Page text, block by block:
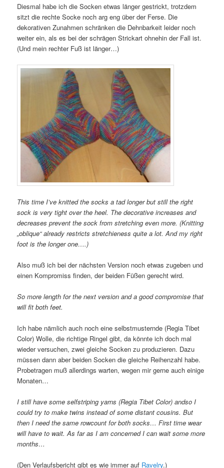
Diesmal habe ich die Socken etwas länger gestrickt, trotzdem
sitzt die rechte Socke noch arg eng über der Ferse. Die
dekorativen Zunahmen schränken die Dehnbarkeit leider noch
weiter ein, als es bei der schrägen Strickart ohnehin der Fall ist.
(Und mein rechter Fuß ist länger…)
This time I’ve knitted the socks a tad longer but still the right
sock is very tight over the heel. The decorative increases and
decreases prevent the sock from stretching even more. (Knitting
„oblique“ already restricts stretchieness quite a lot. And my right
foot is the longer one….)
Also muß ich bei der nächsten Version noch etwas zugeben und
einen Kompromiss finden, der beiden Füßen gerecht wird.
So more length for the next version and a good compromise that
will fit both feet.
Ich habe nämlich auch noch eine selbstmusternde (Regia Tibet
Color) Wolle, die richtige Ringel gibt, da könnte ich doch mal
wieder versuchen, zwei gleiche Socken zu produzieren. Dazu
müssen dann aber beiden Socken die gleiche Reihenzahl habe.
Probetragen muß allerdings warten, wegen mir gerne auch einige
Monaten…
I still have some selfstriping yarns (Regia Tibet Color) andso I
could try to make twins instead of some distant cousins. But
then I need the same rowcount for both socks… First time wear
will have to wait. As far as I am concerned I can wait some more
months…
(Den Verlaufsbericht gibt es wie immer auf Ravelry.)